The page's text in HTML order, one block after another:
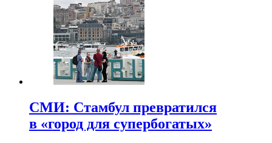
СМИ: Стамбул превратился
в «город для супербогатых»